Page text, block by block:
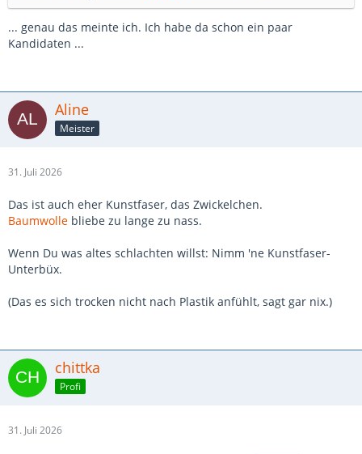
... genau das meinte ich. Ich habe da schon ein paar
Kandidaten ...
Aline
Meister
31. Juli 2026
Das ist auch eher Kunstfaser, das Zwickelchen.
Baumwolle bliebe zu lange zu nass.
Wenn Du was altes schlachten willst: Nimm 'ne Kunstfaser-
Unterbüx.
(Das es sich trocken nicht nach Plastik anfühlt, sagt gar nix.)
chittka
Profi
31. Juli 2026